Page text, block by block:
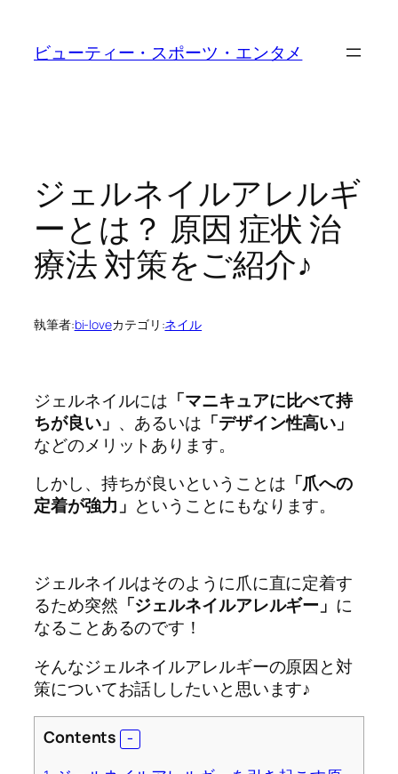
ビューティー・スポーツ・エンタメ
ジェルネイルアレルギ
ーとは？ 原因 症状 治
療法 対策をご紹介♪
執筆者:bi-loveカテゴリ:ネイル
ジェルネイルには 「マニキュアに比べて持
ちが良い」 、あるいは 「デザイン性高い」
などのメリットあります。
しかし、持ちが良いということは 「爪への
定着が強力」 ということにもなります。
ジェルネイルはそのように爪に直に定着す
るため突然 「ジェルネイルアレルギー」 に
なることあるのです！
そんなジェルネイルアレルギーの原因と対
策についてお話ししたいと思います♪
Contents